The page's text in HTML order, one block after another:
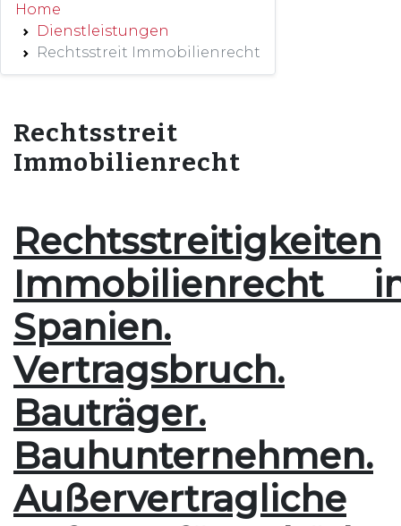
Home
Dienstleistungen
Rechtsstreit Immobilienrecht
Rechtsstreit
Immobilienrecht
Rechtsstreitigkeiten
Immobilienrecht
Spanien.
Vertragsbruch.
Bauträger.
Bauhunternehmen.
Außervertragliche